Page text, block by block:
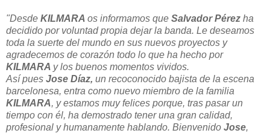
"Desde KILMARA os informamos que Salvador Pérez ha
decidido por voluntad propia dejar la banda. Le deseamos
toda la suerte del mundo en sus nuevos proyectos y
agradecemos de corazón todo lo que ha hecho por
KILMARA y los buenos momentos vividos.
Así pues Jose Díaz, un recoconocido bajista de la escena
barcelonesa, entra como nuevo miembro de la familia
KILMARA, y estamos muy felices porque, tras pasar un
tiempo con él, ha demostrado tener una gran calidad,
profesional y humanamente hablando. Bienvenido Jose,